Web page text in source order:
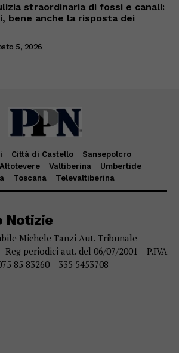
straordinaria di fossi e canali:
bene anche la risposta dei
5, 2026
Città di Castello
Sansepolcro
Altotevere Valtiberina
Umbertide
Toscana Televaltiberina
Notizie
Michele Tanzi Aut. Tribunale
Reg periodici aut. del 06/07/2001 – P.IVA
85 83260 – 335 5453708